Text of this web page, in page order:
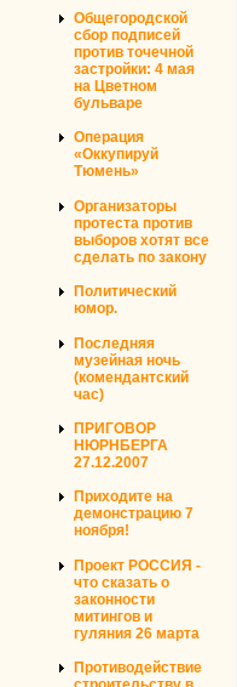
Общегородской
сбор подписей
против точечной
застройки: 4 мая
на Цветном
бульваре
Операция
«Оккупируй
Тюмень»
Организаторы
протеста против
выборов хотят все
сделать по закону
Политический
юмор.
Последняя
музейная ночь
(комендантский
час)
ПРИГОВОР
НЮРНБЕРГА
27.12.2007
Приходите на
демонстрацию 7
ноября!
Проект РОССИЯ -
что сказать о
законности
митингов и
гуляния 26 марта
Противодействие